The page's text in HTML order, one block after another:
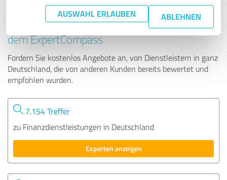
AUSWAHL ERLAUBEN ABLEHNEN
Tipp: Die passenden Experten finden - mit
dem ExpertCompass
Fordern Sie kostenlos Angebote an, von Dienstleistern in ganz
Deutschland, die von anderen Kunden bereits bewertet und
empfohlen wurden.
7.154 Treffer
zu Finanzdienstleistungen in Deutschland
Experten anzeigen